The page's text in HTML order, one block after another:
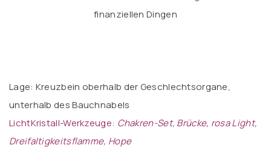
finanziellen Dingen
Lage: Kreuzbein oberhalb der Geschlechtsorgane,
unterhalb des Bauchnabels
LichtKristall-Werkzeuge: Chakren-Set, Brücke, rosa Light,
Dreifaltigkeitsflamme, Hope